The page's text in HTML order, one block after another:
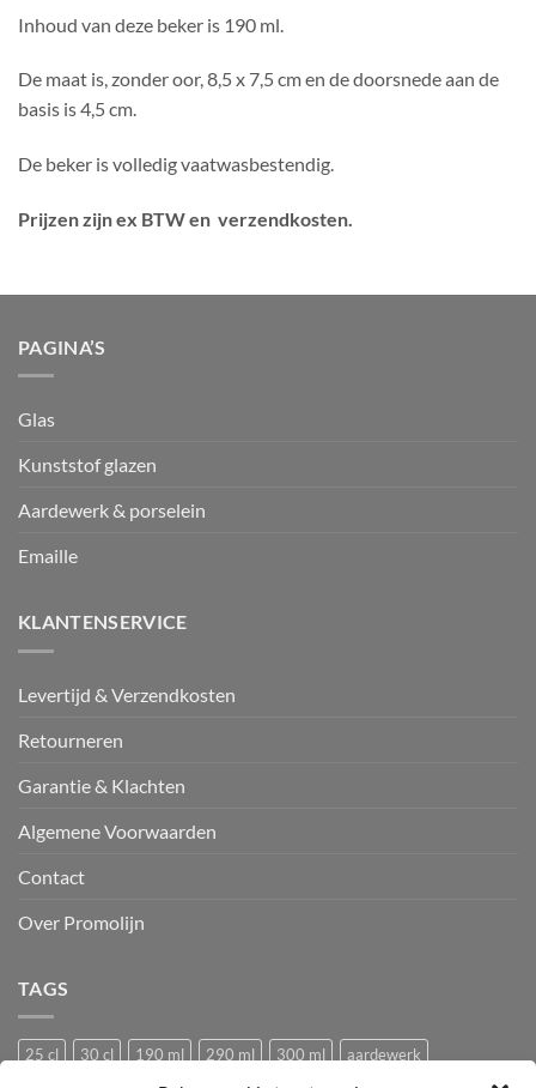
Inhoud van deze beker is 190 ml.
De maat is, zonder oor, 8,5 x 7,5 cm en de doorsnede aan de
basis is 4,5 cm.
De beker is volledig vaatwasbestendig.
Prijzen zijn ex BTW en verzendkosten.
PAGINA’S
Glas
Kunststof glazen
Aardewerk & porselein
Emaille
KLANTENSERVICE
Levertijd & Verzendkosten
Retourneren
Garantie & Klachten
Algemene Voorwaarden
Contact
Over Promolijn
TAGS
25 cl 30 cl 190 ml 290 ml 300 ml
aardewerk